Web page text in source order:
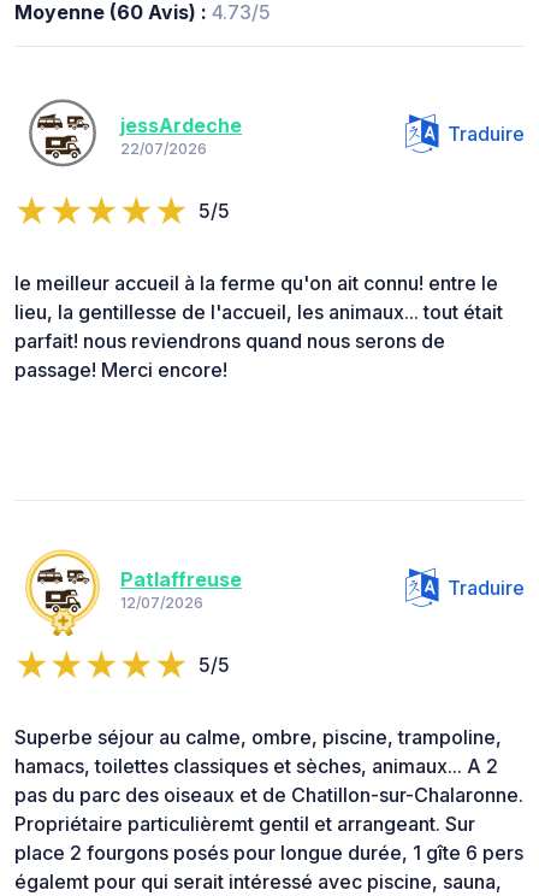
Moyenne (60 Avis) : 4.73/5
jessArdeche
22/07/2026
Traduire
5/5
le meilleur accueil à la ferme qu'on ait connu! entre le
lieu, la gentillesse de l'accueil, les animaux... tout était
parfait! nous reviendrons quand nous serons de
passage! Merci encore!
Patlaffreuse
12/07/2026
Traduire
5/5
Superbe séjour au calme, ombre, piscine, trampoline,
hamacs, toilettes classiques et sèches, animaux... A 2
pas du parc des oiseaux et de Chatillon-sur-Chalaronne.
Propriétaire particulièremt gentil et arrangeant. Sur
place 2 fourgons posés pour longue durée, 1 gîte 6 pers
égalemt pour qui serait intéressé avec piscine, sauna,